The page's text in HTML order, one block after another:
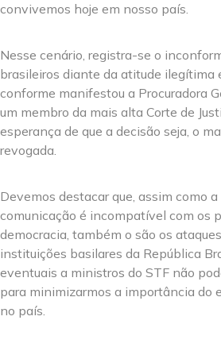
convivemos hoje em nosso país.
Nesse cenário, registra-se o
brasileiros diante da atitude ilegítima
conforme manifestou a Procuradora
um membro da mais alta Corte de
esperança de que a decisão seja, o
revogada.
Devemos destacar que, assim como
comunicação é incompatível com os
democracia, também o são os
instituições basilares da República
eventuais a ministros do STF não
para minimizarmos a importância do
no país.